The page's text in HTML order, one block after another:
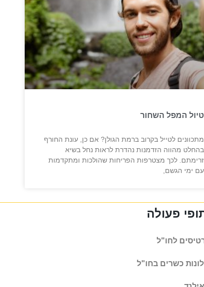
טיול המפל השחור
מתכוונים לטייל בקרוב ברמת הגולן? אם כן, עונת החורף
בהחלט מהווה הזדמנות נהדרת לראות נחל בשיא
זרימתם. לכך מצטרפות הפריחות שהולכות ומתקדמות
עם ימי הגשם,
פעולה
לחו"ל
כשרים בחו"ל